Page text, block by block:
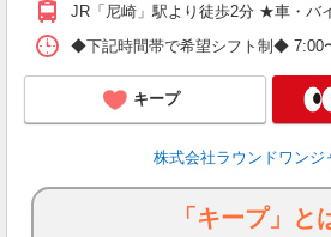
JR「尼崎」駅より徒歩2分 ★車・バ
◆下記時間帯で希望シフト制◆ 7:00
キープ
株式会社ラウンドワンジ
「キープ」と